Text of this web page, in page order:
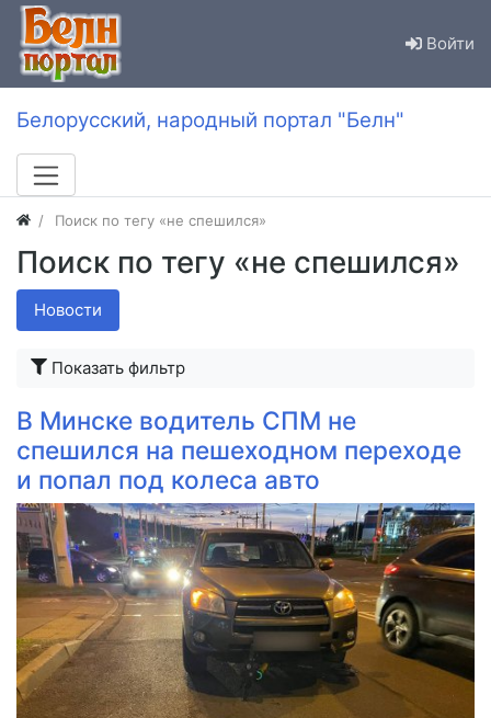
Войти
Белорусский, народный портал "Белн"
Поиск по тегу «не спешился»
Поиск по тегу «не спешился»
Новости
Показать фильтр
В Минске водитель СПМ не
спешился на пешеходном переходе
и попал под колеса авто